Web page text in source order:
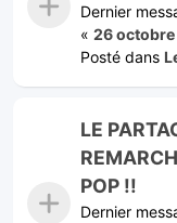
Dernier
« 26
Posté dans
LE
POP !!
Dernier